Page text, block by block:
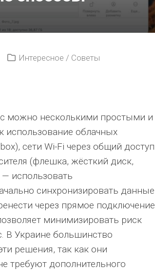
Интересное / Советы
можно несколькими простыми и
облачных
сети Wi-Fi через общий доступ
(флешка, жёсткий диск,
использовать
синхронизировать данные
через прямое подключение
минимизировать риск
В Украине большинство
решения, так как они
требуют дополнительного